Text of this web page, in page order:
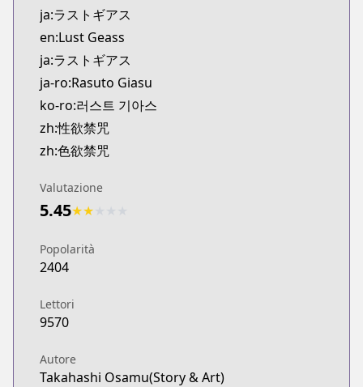
Kitsu
Kitsu
CDJapan
CDJapan
https://www.anime-planet.com/manga/https://
MangaUpdates
MangaUpdates
Book☆Walker
Book☆Walker
Official English
Official English
ja:ラストギアス
en:Lust Geass
ja:ラストギアス
ja-ro:Rasuto Giasu
ko-ro:러스트 기아스
zh:性欲禁咒
zh:色欲禁咒
Valutazione
5.45★★
Popolarità
2404
Lettori
9570
Autore
Takahashi Osamu(Story & Art)